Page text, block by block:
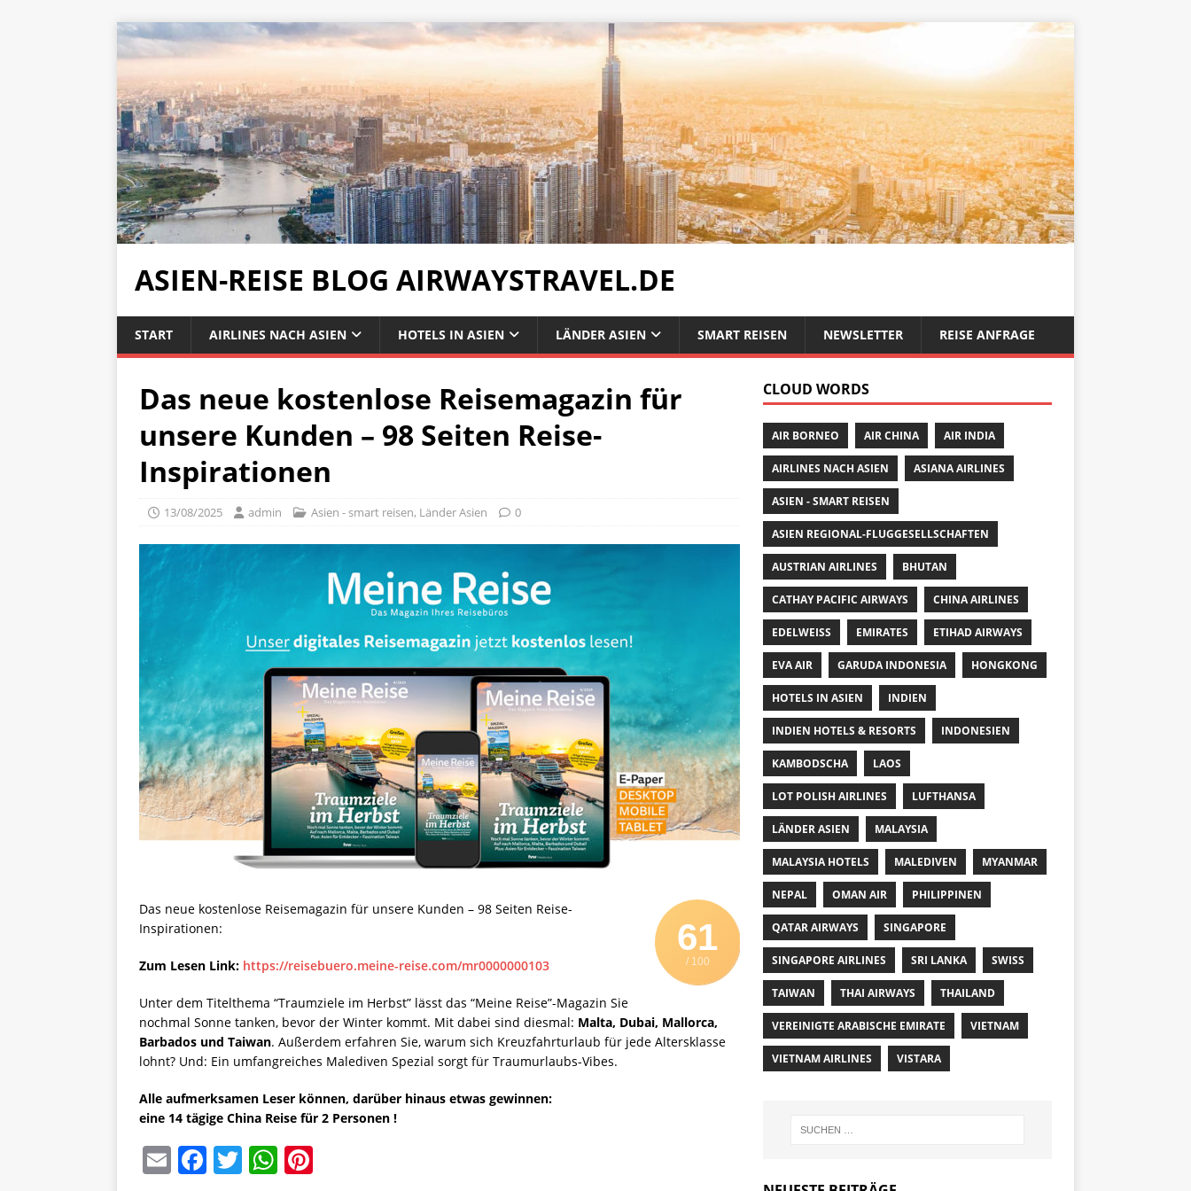
ASIEN-REISE BLOG AIRWAYSTRAVEL.DE
START AIRLINES NACH ASIEN HOTELS IN ASIEN LÄNDER ASIEN SMART REISEN NEWSLETTER REISE ANFRAGE
Das neue kostenlose Reisemagazin für
unsere Kunden – 98 Seiten Reise-
Inspirationen
13/08/2025 admin Asien - smart reisen, Länder Asien 0
61
/ 100
Das neue kostenlose Reisemagazin für unsere Kunden – 98 Seiten Reise-
Inspirationen:
Zum Lesen Link: https://reisebuero.meine-reise.com/mr0000000103
Unter dem Titelthema “Traumziele im Herbst” lässt das “Meine Reise”-Magazin Sie
nochmal Sonne tanken, bevor der Winter kommt. Mit dabei sind diesmal: Malta, Dubai, Mallorca,
Barbados und Taiwan. Außerdem erfahren Sie, warum sich Kreuzfahrturlaub für jede Altersklasse
lohnt? Und: Ein umfangreiches Malediven Spezial sorgt für Traumurlaubs-Vibes.
Alle aufmerksamen Leser können, darüber hinaus etwas gewinnen:
eine 14 tägige China Reise für 2 Personen !
E F T W
CLOUD WORDS
AIR BORNEO AIR CHINA AIR INDIA
AIRLINES NACH ASIEN ASIANA AIRLINES
ASIEN - SMART REISEN
ASIEN REGIONAL-FLUGGESELLSCHAFTEN
AUSTRIAN AIRLINES BHUTAN
CATHAY PACIFIC AIRWAYS CHINA AIRLINES
EDELWEISS EMIRATES ETIHAD AIRWAYS
EVA AIR GARUDA INDONESIA HONGKONG
HOTELS IN ASIEN INDIEN
INDIEN HOTELS & RESORTS INDONESIEN
KAMBODSCHA LAOS
LOT POLISH AIRLINES LUFTHANSA
LÄNDER ASIEN MALAYSIA
MALAYSIA HOTELS MALEDIVEN MYANMAR
NEPAL OMAN AIR PHILIPPINEN
QATAR AIRWAYS SINGAPORE
SINGAPORE AIRLINES SRI LANKA SWISS
TAIWAN THAI AIRWAYS THAILAND
VEREINIGTE ARABISCHE EMIRATE VIETNAM
VIETNAM AIRLINES VISTARA